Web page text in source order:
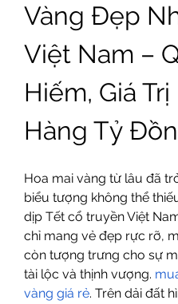
Vàng Đẹp
Việt Nam –
Hiếm, Giá Trị
Hàng Tỷ
Hoa mai vàng từ lâu đã
biểu tượng không thể
dịp Tết cổ truyền Việt
chỉ mang vẻ đẹp rực rỡ,
còn tượng trưng cho sự
tài lộc và thịnh vượng.
vàng giá rẻ. Trên dải đất